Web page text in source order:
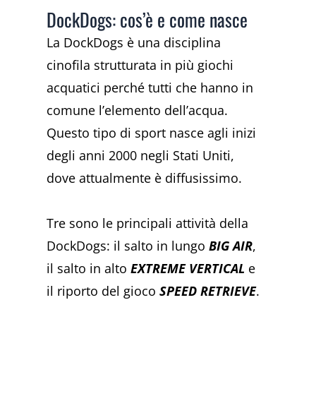
DockDogs: cos’è e come nasce
La DockDogs è una disciplina
cinofila strutturata in più giochi
acquatici perché tutti che hanno in
comune l’elemento dell’acqua.
Questo tipo di sport nasce agli inizi
degli anni 2000 negli Stati Uniti,
dove attualmente è diffusissimo.
Tre sono le principali attività della
DockDogs: il salto in lungoBIG AIR,
il salto in altoEXTREME VERTICAL e
il riporto del giocoSPEED RETRIEVE.